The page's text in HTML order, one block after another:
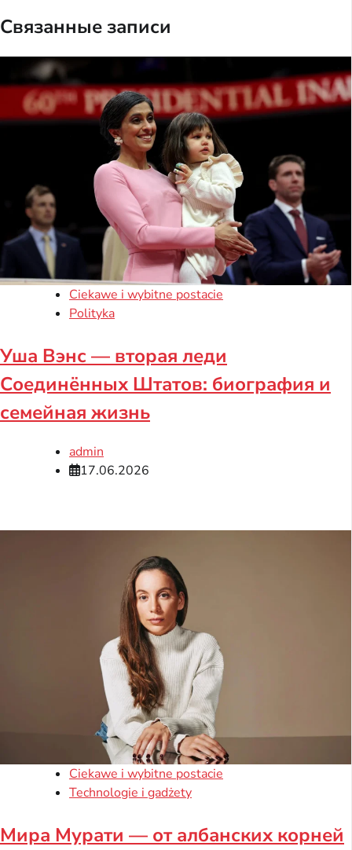
Связанные записи
Ciekawe i wybitne postacie
Polityka
Уша Вэнс — вторая леди
Соединённых Штатов: биография и
семейная жизнь
admin
17.06.2026
Ciekawe i wybitne postacie
Technologie i gadżety
Мира Мурати — от албанских корней